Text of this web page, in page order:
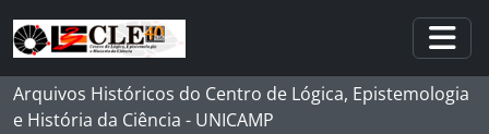
Skip to main content
Arquivos Históricos do Centro de Lógica, Epistemologia
e História da Ciência - UNICAMP